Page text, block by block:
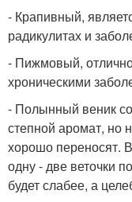
- Крапивный,
радикулитах и
- Пижмовый,
хроническими
- Полынный веник
степной аромат, но
хорошо переносят.
одну - две веточки
будет слабее, а